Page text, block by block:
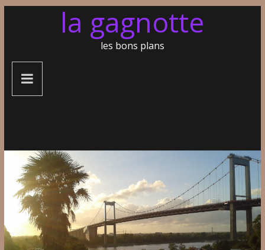
la gagnotte
les bons plans